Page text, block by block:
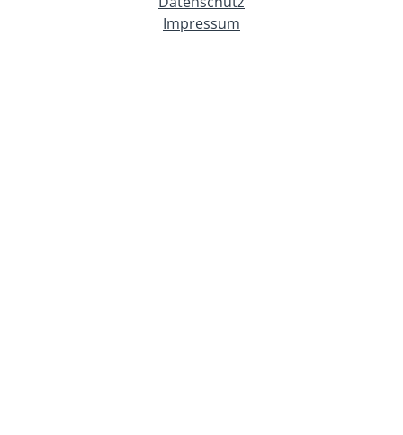
Impressum